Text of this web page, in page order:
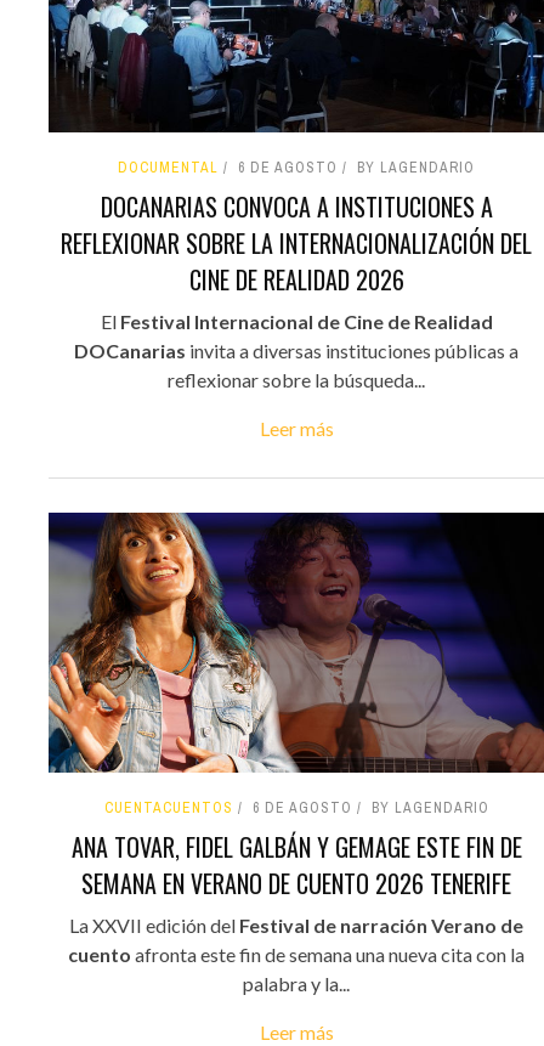
DOCUMENTAL 6 DE AGOSTO BY LAGENDARIO
DOCANARIAS CONVOCA A INSTITUCIONES A
REFLEXIONAR SOBRE LA INTERNACIONALIZACIÓN DEL
CINE DE REALIDAD 2026
El Festival Internacional de Cine de Realidad
DOCanarias invita a diversas instituciones públicas a
reflexionar sobre la búsqueda...
Leer más
CUENTACUENTOS 6 DE AGOSTO BY LAGENDARIO
ANA TOVAR, FIDEL GALBÁN Y GEMAGE ESTE FIN DE
SEMANA EN VERANO DE CUENTO 2026 TENERIFE
La XXVII edición del Festival de narración Verano de
cuento afronta este fin de semana una nueva cita con la
palabra y la...
Leer más